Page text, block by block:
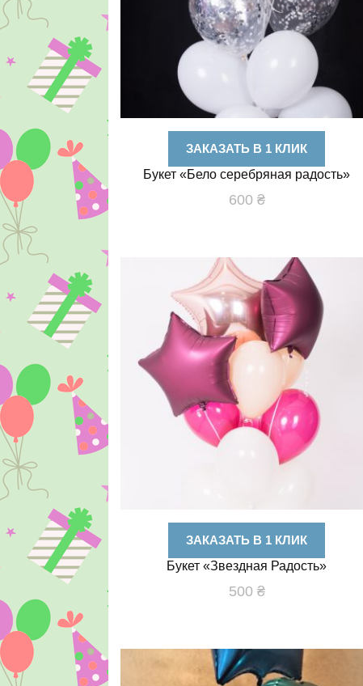
ЗАКАЗАТЬ В 1 КЛИК
Букет «Бело серебряная радость»
600 ₴
ЗАКАЗАТЬ В 1 КЛИК
Букет «Звездная Радость»
500 ₴